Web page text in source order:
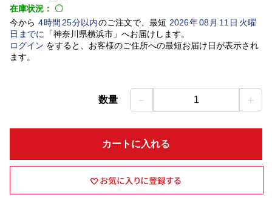
在庫状況： 〇
今から 4時間 25分以内のご注文で、最短 2026年08 月 11 日火曜
日 までに 「神奈川県横浜市」 へお届けします。
ログイン をすると、お客様のご住所への最短お届け日が表示され
ます。
数量 － 1 ＋
カートに入れる